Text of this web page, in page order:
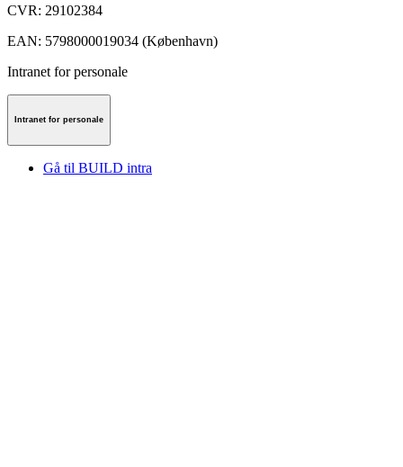
CVR: 29102384
EAN: 5798000019034 (København)
Intranet for personale
Intranet for personale
Gå til BUILD intra